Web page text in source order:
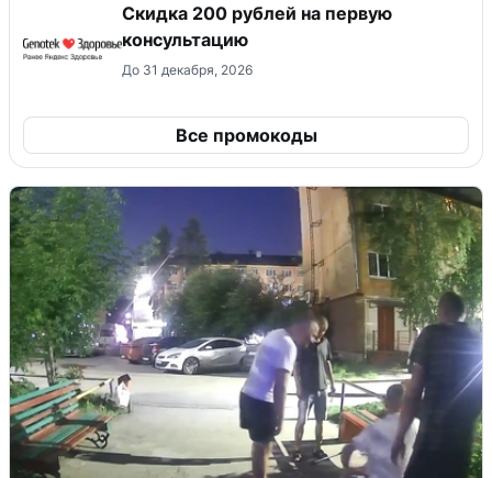
Скидка 200 рублей на первую
консультацию
До 31 декабря, 2026
Все промокоды